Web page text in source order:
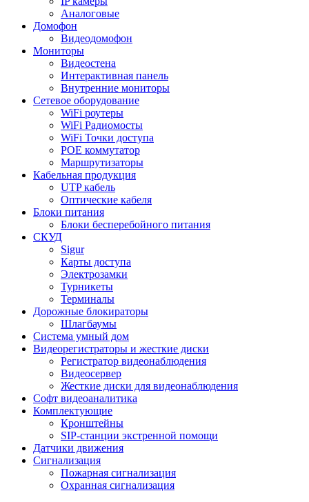
Аналоговые
Домофон
Видеодомофон
Мониторы
Видеостена
Интерактивная панель
Внутренние мониторы
Сетевое оборудование
WiFi роутеры
WiFi Радиомосты
WiFi Точки доступа
POE коммутатор
Маршрутизаторы
Кабельная продукция
UTP кабель
Оптические кабеля
Блоки питания
Блоки бесперебойного питания
СКУД
Sigur
Карты доступа
Электрозамки
Турникеты
Терминалы
Дорожные блокираторы
Шлагбаумы
Cистема умный дом
Видеорегистраторы и жесткие диски
Регистратор видеонаблюдения
Видеосервер
Жесткие диски для видеонаблюдения
Софт видеоаналитика
Комплектующие
Кронштейны
SIP-станции экстренной помощи
Датчики движения
Сигнализация
Пожарная сигнализация
Охранная сигнализация